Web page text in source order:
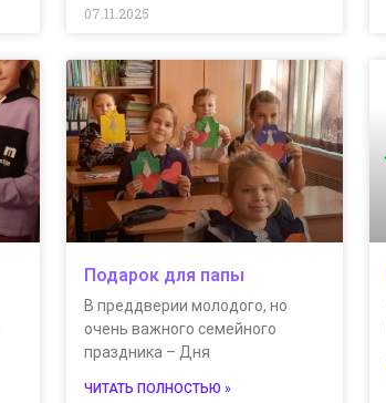
07.11.2025
Подарок для папы
В преддверии молодого, но
очень важного семейного
праздника – Дня
ЧИТАТЬ ПОЛНОСТЬЮ »